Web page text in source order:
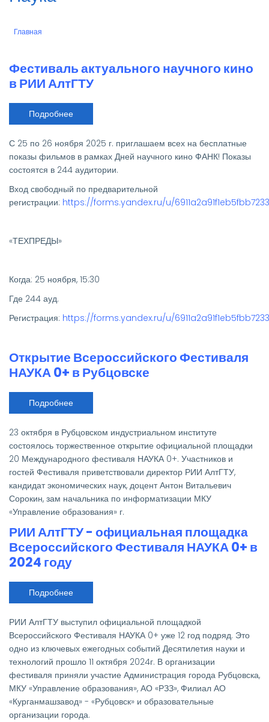
Строка
Главная
Фестиваль актуального научного кино
в РИИ АлтГТУ
Подробнее
Фестиваль
научного
кино
в
РИИ
АлтГТУ
С 25 по 26 ноября 2025 г. приглашаем всех на бесплатные
показы фильмов в рамках Дней научного кино ФАНК! Показы
состоятся в 244 аудитории.
Вход свободный по предварительной
регистрации: https://forms.yandex.ru/u/
«ТЕХПРЕДЫ»
Когда: 25 ноября, 15:30
Где 244 ауд.
Регистрация: https://forms.yandex.ru/u/
Открытие Всероссийского Фестиваля
НАУКА 0+ в Рубцовске
Подробнее
Открытие
Фестиваля
НАУКА
0+
Рубцовске
23 октября в Рубцовском индустриальном институте
состоялось торжественное открытие официальной площадки
20 Международного фестиваля НАУКА 0+. Участников и
гостей Фестиваля приветствовали директор РИИ АлтГТУ,
кандидат экономических наук, доцент Антон Витальевич
Сорокин, зам начальника по информатизации МКУ
«Управление образования» г.
РИИ АлтГТУ - официальная площадка
Всероссийского Фестиваля НАУКА 0+ в
2024 году
Подробнее
РИИ
-
официальная
площадка
Фестиваля
НАУКА
0+
в
2024
году
РИИ АлтГТУ выступил официальной площадкой
Всероссийского Фестиваля НАУКА 0+ уже 12 год подряд. Это
одно из ключевых ежегодных событий Десятилетия науки и
технологий прошло 11 октября 2024г. В организации
фестиваля приняли участие Администрация города Рубцовска,
МКУ «Управление образования», АО «РЗЗ», Филиал АО
«Курганмашзавод» - «Рубцовск» и образовательные
организации города.